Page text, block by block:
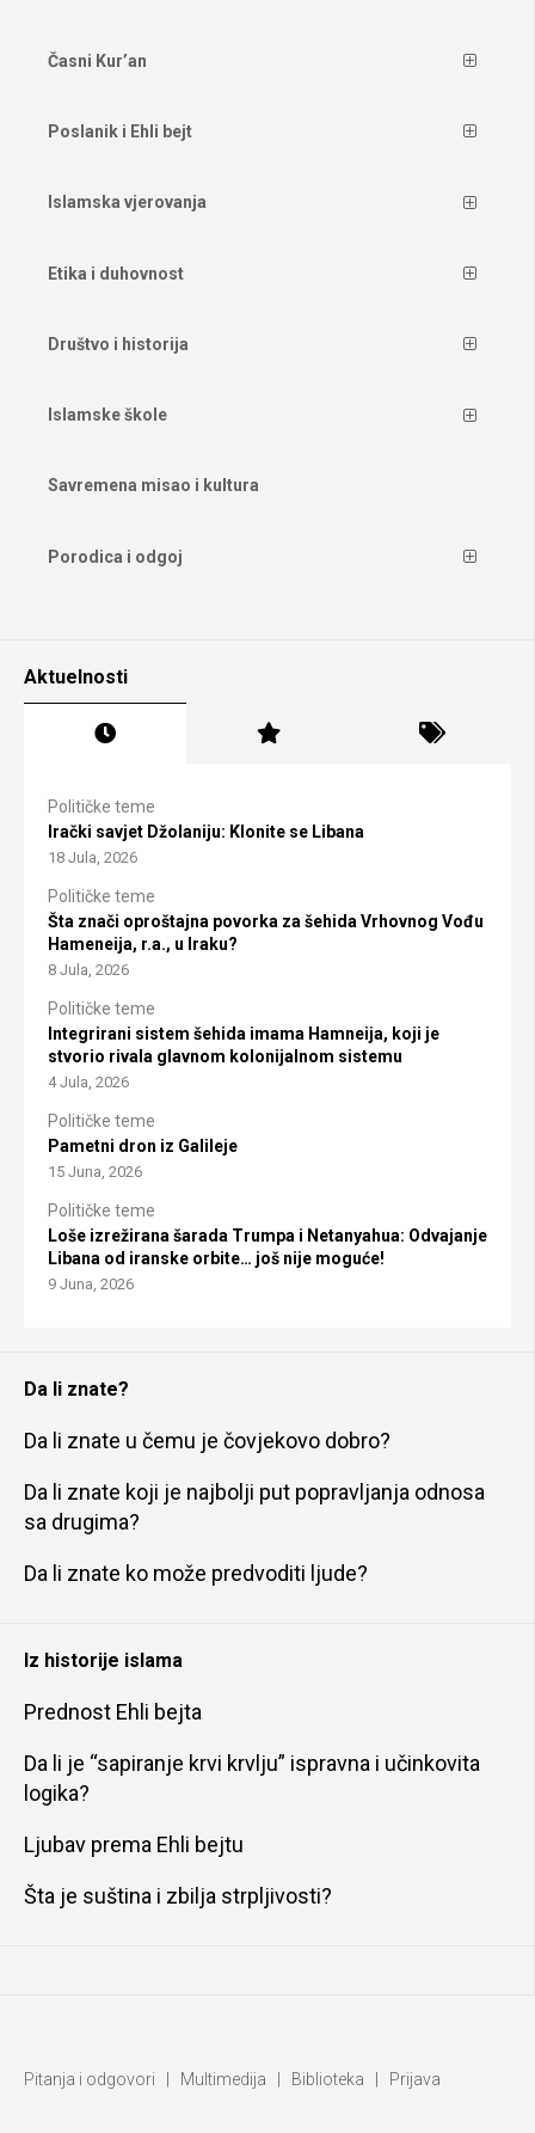
Časni Kur’an
Poslanik i Ehli bejt
Islamska vjerovanja
Etika i duhovnost
Društvo i historija
Islamske škole
Savremena misao i kultura
Porodica i odgoj
Aktuelnosti
Političke teme
Irački savjet Džolaniju: Klonite se Libana
18 Jula, 2026
Političke teme
Šta znači oproštajna povorka za šehida Vrhovnog Vođu
Hameneija, r.a., u Iraku?
8 Jula, 2026
Političke teme
Integrirani sistem šehida imama Hamneija, koji je
stvorio rivala glavnom kolonijalnom sistemu
4 Jula, 2026
Političke teme
Pametni dron iz Galileje
15 Juna, 2026
Političke teme
Loše izrežirana šarada Trumpa i Netanyahua: Odvajanje
Libana od iranske orbite… još nije moguće!
9 Juna, 2026
Da li znate?
Da li znate u čemu je čovjekovo dobro?
Da li znate koji je najbolji put popravljanja odnosa
sa drugima?
Da li znate ko može predvoditi ljude?
Iz historije islama
Prednost Ehli bejta
Da li je “sapiranje krvi krvlju” ispravna i učinkovita
logika?
Ljubav prema Ehli bejtu
Šta je suština i zbilja strpljivosti?
Pitanja i odgovori Multimedija Biblioteka Prijava